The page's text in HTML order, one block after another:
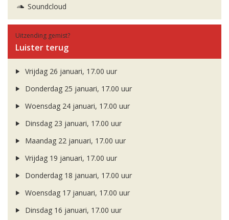
Soundcloud
Uitzending gemist?
Luister terug
Vrijdag 26 januari, 17.00 uur
Donderdag 25 januari, 17.00 uur
Woensdag 24 januari, 17.00 uur
Dinsdag 23 januari, 17.00 uur
Maandag 22 januari, 17.00 uur
Vrijdag 19 januari, 17.00 uur
Donderdag 18 januari, 17.00 uur
Woensdag 17 januari, 17.00 uur
Dinsdag 16 januari, 17.00 uur